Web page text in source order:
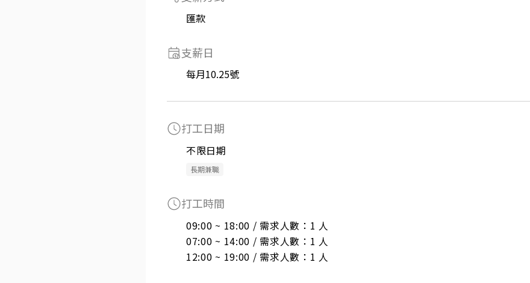
匯款
支薪日
每月10.25號
打工日期
不限日期
長期兼職
打工時間
09:00 ~ 18:00 / 需求人數：1 人
07:00 ~ 14:00 / 需求人數：1 人
12:00 ~ 19:00 / 需求人數：1 人